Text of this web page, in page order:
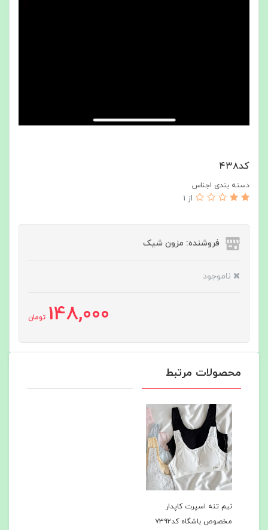
كد٤٣٨
دسته بندی اجناس
از 1
فروشنده: مزون شیک
ناموجود
148,000 تومان
محصولات مرتبط
نیم تنه اسپرت کاپدار
مخصوص باشگاه کد۷۳۹۲